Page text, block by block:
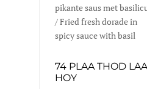
pikante saus met
/ Fried fresh dorade in
spicy sauce with basil
74 PLAA THOD
HOY